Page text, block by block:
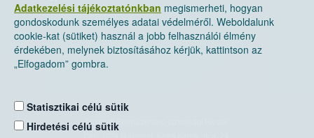
Adatkezelési tájékoztatónkban megismerheti, hogyan
gondoskodunk személyes adatai védelméről. Weboldalunk
cookie-kat (sütiket) használ a jobb felhasználói élmény
érdekében, melynek biztosításához kérjük, kattintson az
„Elfogadom” gombra.
Statisztikai célú sütik
Hirdetési célú sütikNemzeti Élelmiszerlánc-biztonsági Hivatal